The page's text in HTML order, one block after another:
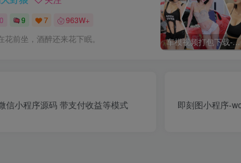
9 7 963W+
花前坐，酒醉还来花下眠。 车模视频打包下载-高清无水印版
信小程序源码 带支付收益等模式
即刻图小程序-